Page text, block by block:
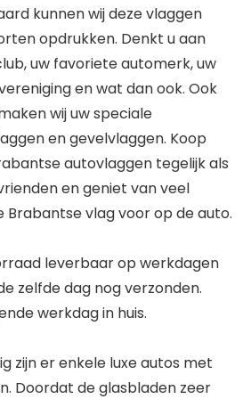
kunnen wij deze vlaggen
opdrukken. Denkt u aan
uw favoriete automerk, uw
en wat dan ook. Ook
wij uw speciale
en gevelvlaggen. Koop
autovlaggen tegelijk als
en geniet van veel
Brabantse vlag voor op de auto.
leverbaar op werkdagen
zelfde dag nog verzonden.
werkdag in huis.
zijn er enkele luxe autos met
Doordat de glasbladen zeer